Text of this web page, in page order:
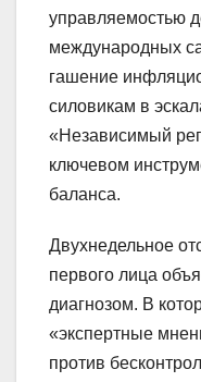
управляемостью
международных
гашение
силовикам в
«Независимый
ключевом
баланса.
Двухнедельное
первого лица
диагнозом. В
«экспертные
против